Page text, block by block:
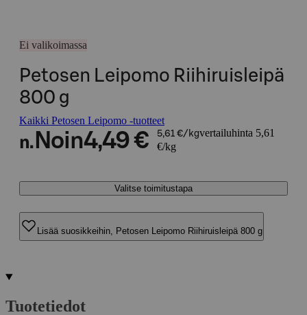
Ei valikoimassa
Petosen Leipomo Riihiruisleipä
800 g
Kaikki Petosen Leipomo -tuotteet
n. Noin4,49 € 5,61 €/kgvertailuhinta 5,61
€/kg
Valitse toimitustapa
Lisää suosikkeihin, Petosen Leipomo Riihiruisleipä 800 g
Tuotetiedot